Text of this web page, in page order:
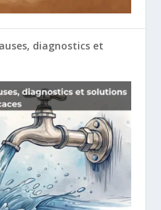
diagnostics et